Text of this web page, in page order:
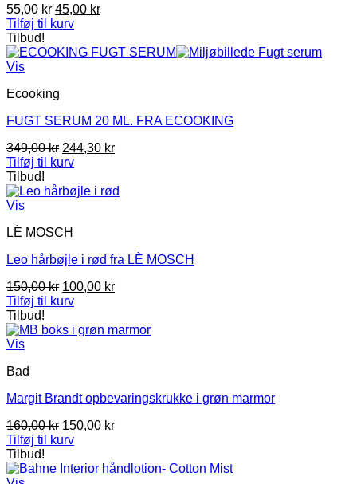
55,00kr Den
oprindelige
var:
45,00 krDen
er:
Tilføj til kurv
Tilbud!
Vis
Ecooking
FUGT SERUM 20 ML. FRA ECOOKING
349,00kr Den
oprindelige
var:
244,30 krDen
er:
Tilføj til kurv
Tilbud!
Vis
LÈ MOSCH
Leo hårbøjle i rød fra LÈ MOSCH
150,00kr Den
oprindelige
var:
100,00 krDen
er:
Tilføj til kurv
Tilbud!
Vis
Bad
Margit Brandt opbevaringskrukke i grøn marmor
160,00kr Den
oprindelige
var:
150,00 krDen
er:
Tilføj til kurv
Tilbud!